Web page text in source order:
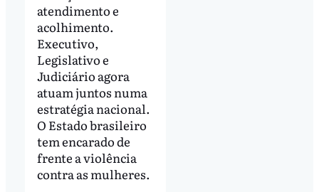
atendimento e
acolhimento.
Executivo,
Legislativo e
Judiciário agora
atuam juntos numa
estratégia nacional.
O Estado brasileiro
tem encarado de
frente a violência
contra as mulheres.